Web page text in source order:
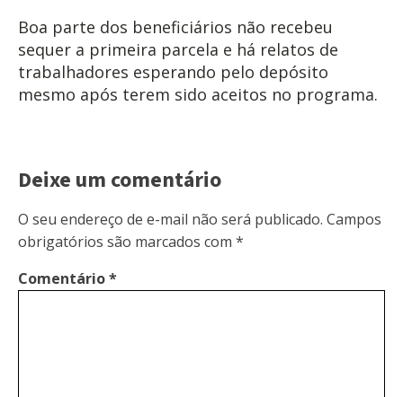
Boa parte dos beneficiários não recebeu
sequer a primeira parcela e há relatos de
trabalhadores esperando pelo depósito
mesmo após terem sido aceitos no programa.
Deixe um comentário
O seu endereço de e-mail não será publicado. Campos
obrigatórios são marcados com *
Comentário*